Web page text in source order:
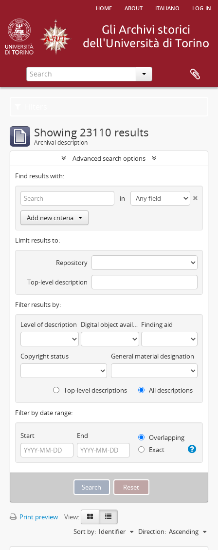
home about italiano log in
Showing 23110 results
Archival description
Advanced search options
Find results with:
in
Add new criteria
Limit results to:
Repository
Top-level description
Filter results by:
Level of description Digital object available Finding aid
Copyright status General material designation
Top-level descriptions All descriptions
Filter by date range:
Start End
Overlapping
Exact
Print preview
View:
Sort by: Identifier Direction: Ascending